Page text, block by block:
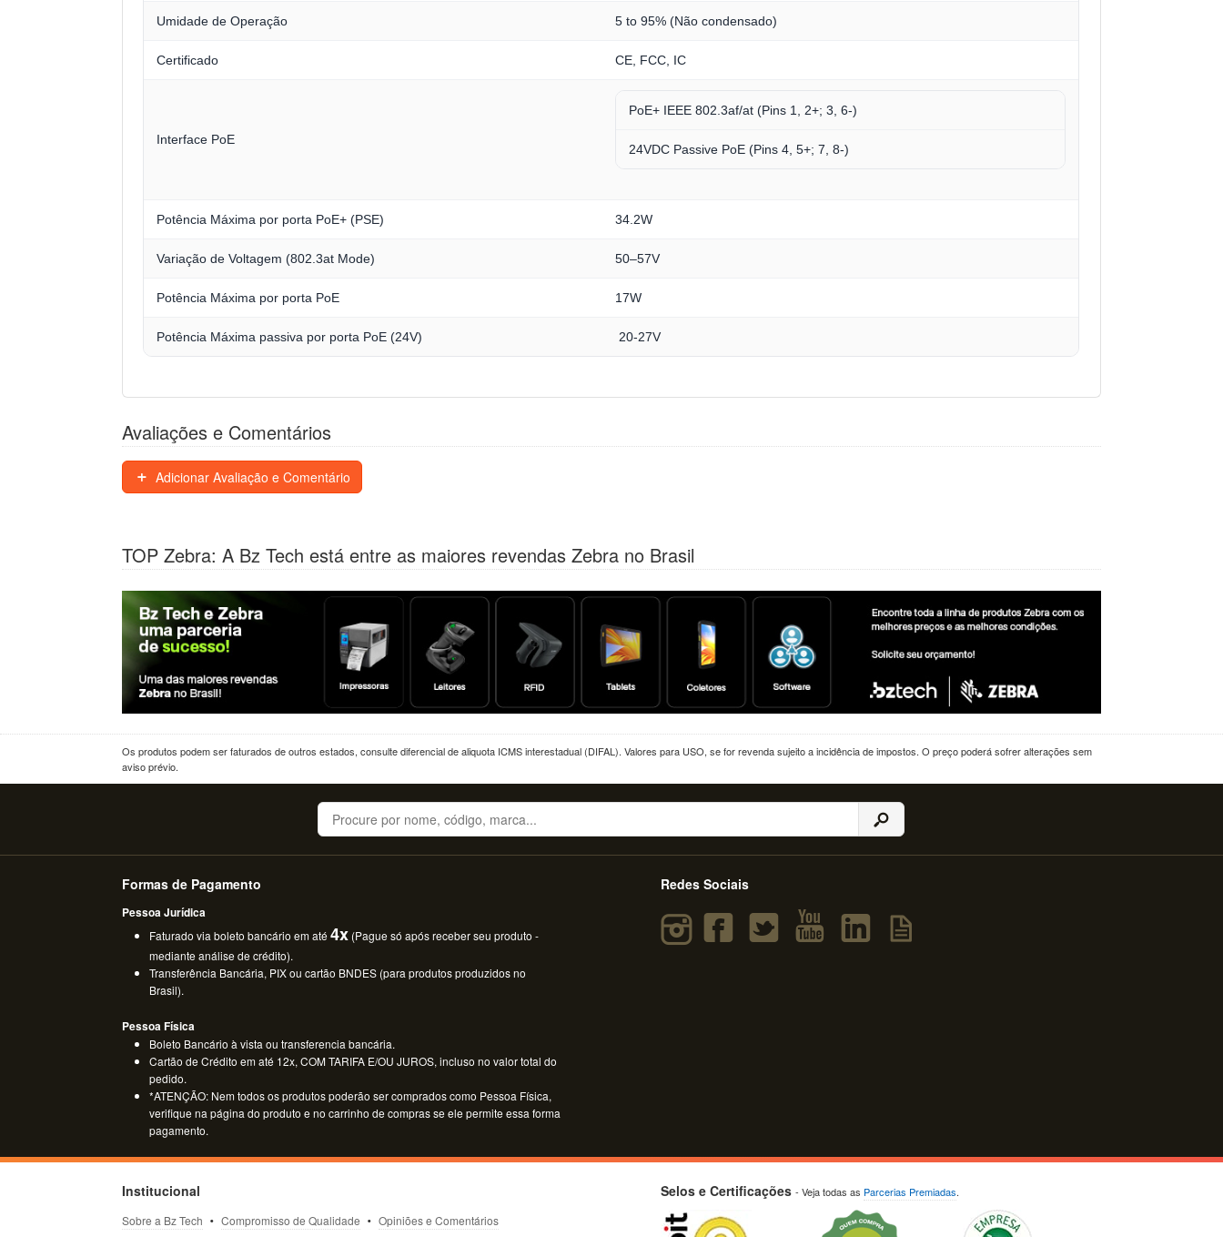
Umidade de Operação 5 to 95% (Não condensado)
Certificado CE, FCC, IC
Interface PoE
PoE+ IEEE 802.3af/at (Pins 1, 2+; 3, 6-)
24VDC Passive PoE (Pins 4, 5+; 7, 8-)
Potência Máxima por porta PoE+ (PSE) 34.2W
Variação de Voltagem (802.3at Mode) 50–57V
Potência Máxima por porta PoE 17W
Potência Máxima passiva por porta PoE (24V) 20-27V
Avaliações e Comentários
Adicionar Avaliação e Comentário
TOP Zebra: A Bz Tech está entre as maiores revendas Zebra no Brasil
Os produtos podem ser faturados de outros estados, consulte diferencial de aliquota ICMS interestadual (DIFAL). Valores para USO, se for revenda sujeito a incidência de impostos. O preço poderá sofrer alterações sem
aviso prévio.
Buscar
Formas de Pagamento
Pessoa Jurídica
Faturado via boleto bancário em até4x (Pague só após receber seu produto -
mediante análise de crédito).
Transferência Bancária, PIX ou cartão BNDES (para produtos produzidos no
Brasil).
Pessoa Física
Boleto Bancário à vista ou transferencia bancária.
Cartão de Crédito em até 12x, COM TARIFA E/OU JUROS, incluso no valor total do
pedido.
*ATENÇÃO: Nem todos os produtos poderão ser comprados como Pessoa Física,
verifique na página do produto e no carrinho de compras se ele permite essa forma
pagamento.
Redes Sociais
Institucional
Sobre a Bz Tech Compromisso de Qualidade
Opiniões e Comentários
Selos e Certificações - Veja todas as Parcerias Premiadas.